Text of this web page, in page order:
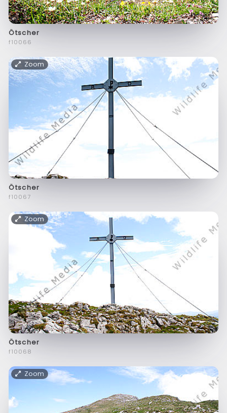
Ötscher
f10066
Zoom
Ötscher
f10067
Zoom
Ötscher
f10068
Zoom